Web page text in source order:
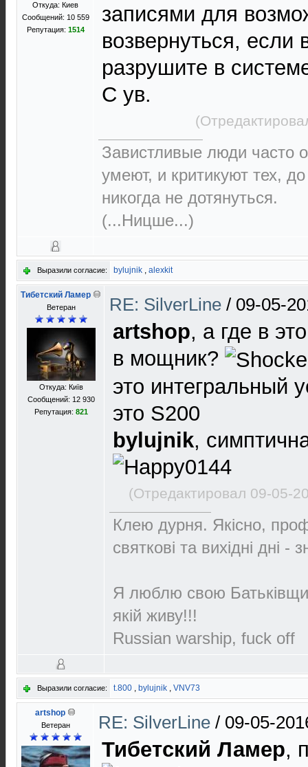
Откуда: Киев
Сообщений: 10 559
Репутация: 1514
записями для
возвернуться, если
разрушите в
С ув.
Завистливые люди часто
умеют, и критикуют тех,
никогда не дотянуться.
(...Ницше...)
Выразили согласие: bylujnik , alexkit
Тибетский Ламер
Ветеран
Откуда: Київ
Сообщений: 12 930
Репутация: 821
RE: SilverLine / 09-05-
artshop, а где в
в мощник?
это интегральный
это S200
bylujnik,
(Отредактировал 09-05-
Клею дурня. Якісно,
святкові та вихідні дні -
Я люблю свою
якій живу!!!
Russian warship, fuck off
Выразили согласие: t.800 , bylujnik , VNV73
artshop
Ветеран RE: SilverLine / 09-05-
Тибетский Ламер,